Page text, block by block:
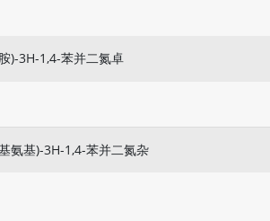
)-3H-1,4-苯并二氮卓
氨基)-3H-1,4-苯并二氮杂